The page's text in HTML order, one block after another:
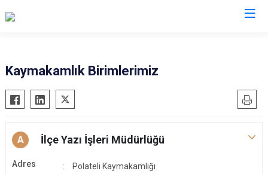
Elbeyli
Musabeyli
Polateli
Kaymakamlık Birimlerimiz
A İlçe Yazı İşleri Müdürlüğü
Adres
Polateli Kaymakamlığı